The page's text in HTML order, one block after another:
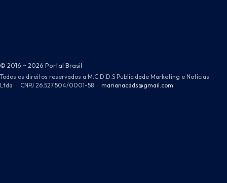
© 2016 ~ 2026 Portal Brasil
Todos os direitos reservados a M.C.D.D.S Publicidade Marketing e Notícias
Ltda · CNPJ 26.527.504/0001-58 · marianacdds@gmail.com